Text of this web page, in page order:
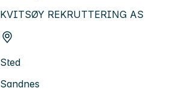
KVITSØY REKRUTTERING AS
Sted
Sandnes